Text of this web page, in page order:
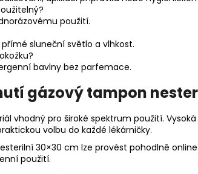
použití.
sluneční světlo a vlhkost.
bavlny bez parfemace.
gázový tampon
vhodný pro široké spektrum použití.
volbu do každé lékárničky.
30×30 cm lze provést pohodlně
použití.